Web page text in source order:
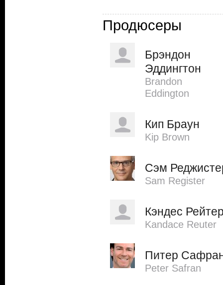
Продюсеры
Брэндон
Эддингтон
Brandon
Eddington
Кип Браун
Kip Brown
Сэм
Sam Register
Кэндес
Kandace Reuter
Питер
Peter Safran